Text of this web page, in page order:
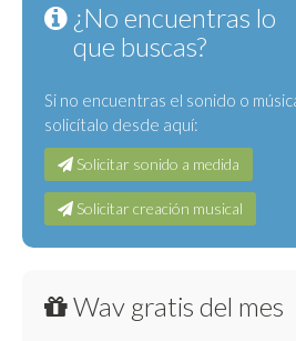
¿No encuentras lo
que buscas?
Si no encuentras el sonido o
solicítalo desde aquí:
Solicitar sonido a medida
Solicitar creación musical
Wav gratis del mes